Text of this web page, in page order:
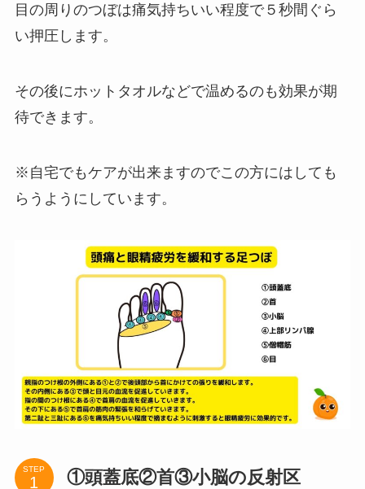
目の周りのつぼは痛気持ちいい程度で５秒間ぐら
い押圧します。
その後にホットタオルなどで温めるのも効果が期
待できます。
※自宅でもケアが出来ますのでこの方にはしても
らうようにしています。
STEP ①頭蓋底②首③小脳の反射区